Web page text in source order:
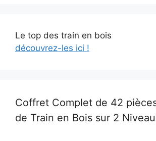
Le top des train en bois
découvrez-les ici !
Coffret Complet de 42
de Train en Bois sur 2